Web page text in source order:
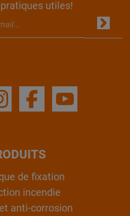
utiles!
de fixation
incendie
anti-corrosion